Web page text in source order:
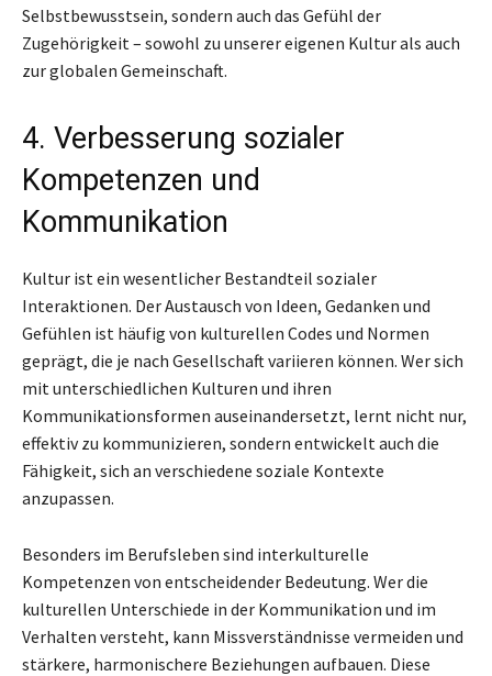
Selbstbewusstsein, sondern auch das Gefühl der
Zugehörigkeit – sowohl zu unserer eigenen Kultur als auch
zur globalen Gemeinschaft.
4. Verbesserung sozialer
Kompetenzen und
Kommunikation
Kultur ist ein wesentlicher Bestandteil sozialer
Interaktionen. Der Austausch von Ideen, Gedanken und
Gefühlen ist häufig von kulturellen Codes und Normen
geprägt, die je nach Gesellschaft variieren können. Wer sich
mit unterschiedlichen Kulturen und ihren
Kommunikationsformen auseinandersetzt, lernt nicht nur,
effektiv zu kommunizieren, sondern entwickelt auch die
Fähigkeit, sich an verschiedene soziale Kontexte
anzupassen.
Besonders im Berufsleben sind interkulturelle
Kompetenzen von entscheidender Bedeutung. Wer die
kulturellen Unterschiede in der Kommunikation und im
Verhalten versteht, kann Missverständnisse vermeiden und
stärkere, harmonischere Beziehungen aufbauen. Diese